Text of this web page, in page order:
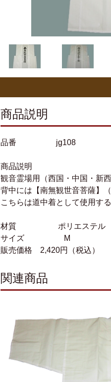
商品説明
品番 jg108
商品説明
観音霊場用（西国・中国・新
背中には【南無観世音菩薩】
こちらは道中着として使用す
材質 ポリエステル 65
サイズ M
販売価格 2,420円（税込）
関連商品